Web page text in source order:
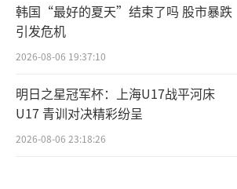
韩国“最好的夏天”结束了吗 股市暴跌
引发危机
2026-08-06 19:37:10
明日之星冠军杯：上海U17战平河床
U17 青训对决精彩纷呈
2026-08-06 23:18:26